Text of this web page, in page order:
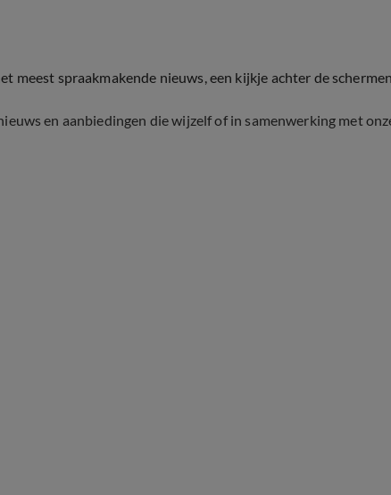
meest spraakmakende nieuws, een kijkje achter de
en aanbiedingen die wijzelf of in samenwerking met